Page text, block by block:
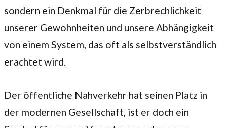
sondern ein Denkmal für die Zerbrechlichkeit
unserer Gewohnheiten und unsere Abhängigkeit
von einem System, das oft als selbstverständlich
erachtet wird.
Der öffentliche Nahverkehr hat seinen Platz in
der modernen Gesellschaft, ist er doch ein